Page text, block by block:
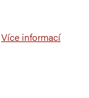
Více informací